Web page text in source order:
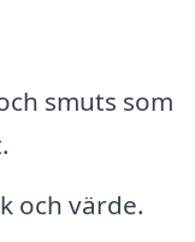
smuts som
och värde.